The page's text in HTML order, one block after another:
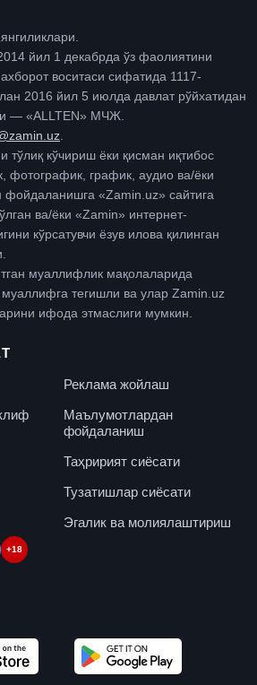
йил 1 декабрда ўз фаолиятини
воситаси сифатида 1117-
2016 йил 5 июлда давлат рўйхатидан
— «ALLTEN» МЧЖ.
тўлиқ кўчириш ёки қисман иқтибос
фотографик, график, аудио ва/ёки
фойдаланишга «Zamin.uz» сайтига
ва/ёки «Zamin» интернет-
кўрсатувчи ёзув илова қилинган
муаллифлик мақолаларида
тегишли ва улар Zamin.uz
ифода этмаслиги мумкин.
Реклама жойлаш
Маълумотлардан
фойдаланиш
Таҳририят сиёсати
Тузатишлар сиёсати
Эгалик ва молиялаштириш
+18